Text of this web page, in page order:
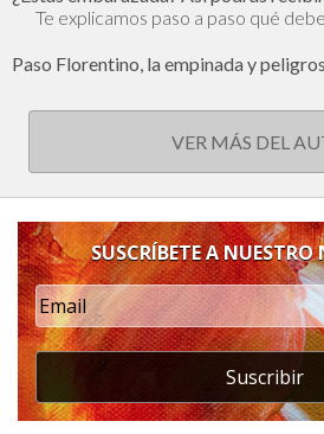
Te explicamos paso a paso qué
Paso Florentino, la empinada y
VER MÁS DEL
SUSCRÍBETE A NUESTRO
Suscribir